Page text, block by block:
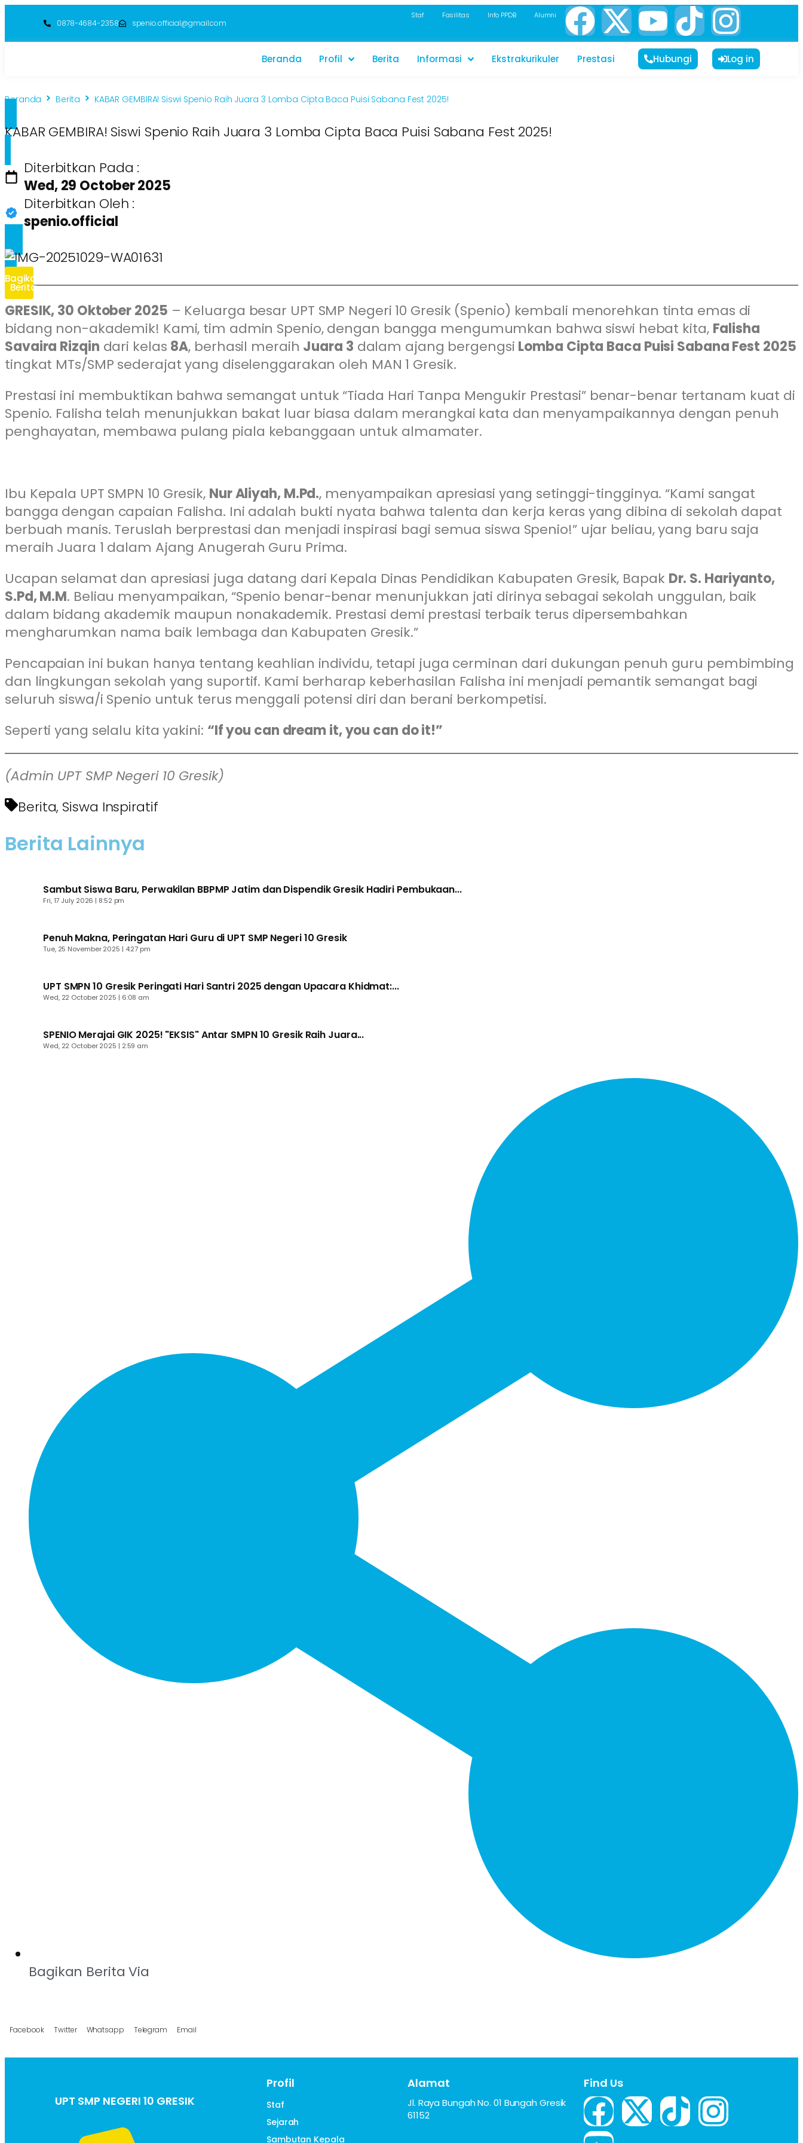
0878-4684-2358 spenio.official@gmail.com
Staf Fasilitas Info PPDB Alumni
Beranda Profil Berita Informasi Ekstrakurikuler Prestasi Hubungi Log in
Beranda Berita KABAR GEMBIRA! Siswi Spenio Raih Juara 3 Lomba Cipta Baca Puisi Sabana Fest 2025!
KABAR GEMBIRA! Siswi Spenio Raih Juara 3 Lomba Cipta Baca Puisi Sabana Fest 2025!
Diterbitkan Pada :
Wed, 29 October 2025
Diterbitkan Oleh :
spenio.official
Bagikan
Berita
GRESIK, 30 Oktober 2025 – Keluarga besar UPT SMP Negeri 10 Gresik (Spenio) kembali menorehkan tinta emas di
bidang non-akademik! Kami, tim admin Spenio, dengan bangga mengumumkan bahwa siswi hebat kita, Falisha
Savaira Rizqin dari kelas 8A, berhasil meraih Juara 3 dalam ajang bergengsi Lomba Cipta Baca Puisi Sabana Fest 2025
tingkat MTs/SMP sederajat yang diselenggarakan oleh MAN 1 Gresik.
Prestasi ini membuktikan bahwa semangat untuk “Tiada Hari Tanpa Mengukir Prestasi” benar-benar tertanam kuat di
Spenio. Falisha telah menunjukkan bakat luar biasa dalam merangkai kata dan menyampaikannya dengan penuh
penghayatan, membawa pulang piala kebanggaan untuk almamater.
Ibu Kepala UPT SMPN 10 Gresik, Nur Aliyah, M.Pd., menyampaikan apresiasi yang setinggi-tingginya. “Kami sangat
bangga dengan capaian Falisha. Ini adalah bukti nyata bahwa talenta dan kerja keras yang dibina di sekolah dapat
berbuah manis. Teruslah berprestasi dan menjadi inspirasi bagi semua siswa Spenio!” ujar beliau, yang baru saja
meraih Juara 1 dalam Ajang Anugerah Guru Prima.
Ucapan selamat dan apresiasi juga datang dari Kepala Dinas Pendidikan Kabupaten Gresik, Bapak Dr. S. Hariyanto,
S.Pd, M.M. Beliau menyampaikan, “Spenio benar-benar menunjukkan jati dirinya sebagai sekolah unggulan, baik
dalam bidang akademik maupun nonakademik. Prestasi demi prestasi terbaik terus dipersembahkan
mengharumkan nama baik lembaga dan Kabupaten Gresik.”
Pencapaian ini bukan hanya tentang keahlian individu, tetapi juga cerminan dari dukungan penuh guru pembimbing
dan lingkungan sekolah yang suportif. Kami berharap keberhasilan Falisha ini menjadi pemantik semangat bagi
seluruh siswa/i Spenio untuk terus menggali potensi diri dan berani berkompetisi.
Seperti yang selalu kita yakini: “If you can dream it, you can do it!”
(Admin UPT SMP Negeri 10 Gresik)
Berita, Siswa Inspiratif
Berita Lainnya
Sambut Siswa Baru, Perwakilan BBPMP Jatim dan Dispendik Gresik Hadiri Pembukaan...
Fri, 17 July 2026 | 8:52 pm
Penuh Makna, Peringatan Hari Guru di UPT SMP Negeri 10 Gresik
Tue, 25 November 2025 | 4:27 pm
UPT SMPN 10 Gresik Peringati Hari Santri 2025 dengan Upacara Khidmat:...
Wed, 22 October 2025 | 6:08 am
SPENIO Merajai GIK 2025! "EKSIS" Antar SMPN 10 Gresik Raih Juara...
Wed, 22 October 2025 | 2:59 am
Bagikan Berita Via
Facebook Twitter Whatsapp Telegram Email
UPT SMP NEGERI 10 GRESIK
Profil
Staf
Sejarah
Sambutan Kepala
Alamat
Jl. Raya Bungah No. 01 Bungah Gresik
61152
Find Us